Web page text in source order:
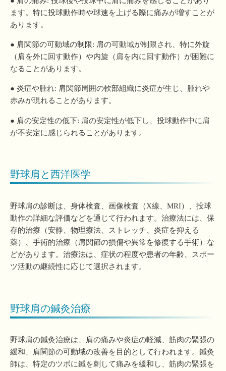
ます。特に投球動作時や球速を上げる際に痛みが増すことが
あります。
● 肩関節の可動域の制限: 肩の可動域が制限され、特に外旋
（肩を外に回す動作）や内旋（肩を内に回す動作）が困難に
なることがあります。
● 炎症や腫れ: 肩関節周囲の軟部組織に炎症が生じ、腫れや
赤みが現れることがあります。
● 肩の安定性の低下: 肩の安定性が低下し、投球動作中に肩
が不安定に感じられることがあります。
野球肩と西洋医学
野球肩の診断は、身体検査、画像検査（X線、MRI）、投球
動作の詳細な評価などを通じて行われます。治療法には、保
存的治療（安静、物理療法、ストレッチ、炎症を抑える
薬）、手術的治療（肩関節の損傷や異常を修復する手術）な
どがあります。治療法は、症状の程度や患者の年齢、スポー
ツ活動の継続性に応じて選択されます。
野球肩の鍼灸治療
野球肩の鍼灸治療は、肩の痛みや炎症の軽減、筋肉の緊張の
緩和、肩関節の可動域の改善を目的として行われます。鍼灸
師は、特定のツボに鍼を刺して痛みを緩和し、筋肉の緊張を